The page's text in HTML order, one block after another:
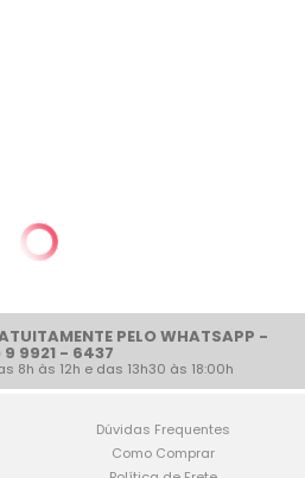
PELO WHATSAPP -
9921 - 6437
8h às 12h e das 13h30 às 18:00h
Dúvidas Frequentes
Como Comprar